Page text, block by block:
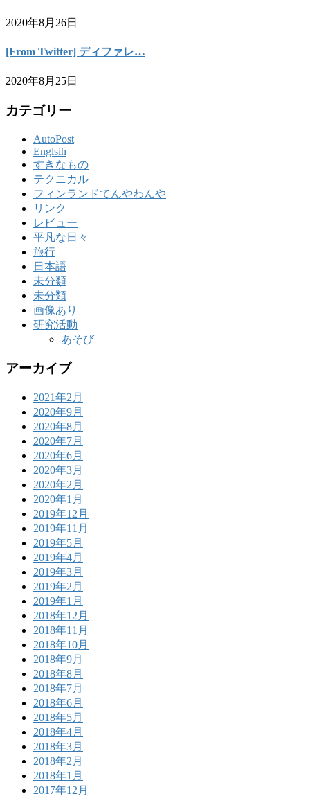
2020年8月26日
[From Twitter] ディファレ…
2020年8月25日
カテゴリー
AutoPost
Englsih
すきなもの
テクニカル
フィンランドてんやわんや
リンク
レビュー
平凡な日々
旅行
日本語
未分類
未分類
画像あり
研究活動
あそび
アーカイブ
2021年2月
2020年9月
2020年8月
2020年7月
2020年6月
2020年3月
2020年2月
2020年1月
2019年12月
2019年11月
2019年5月
2019年4月
2019年3月
2019年2月
2019年1月
2018年12月
2018年11月
2018年10月
2018年9月
2018年8月
2018年7月
2018年6月
2018年5月
2018年4月
2018年3月
2018年2月
2018年1月
2017年12月